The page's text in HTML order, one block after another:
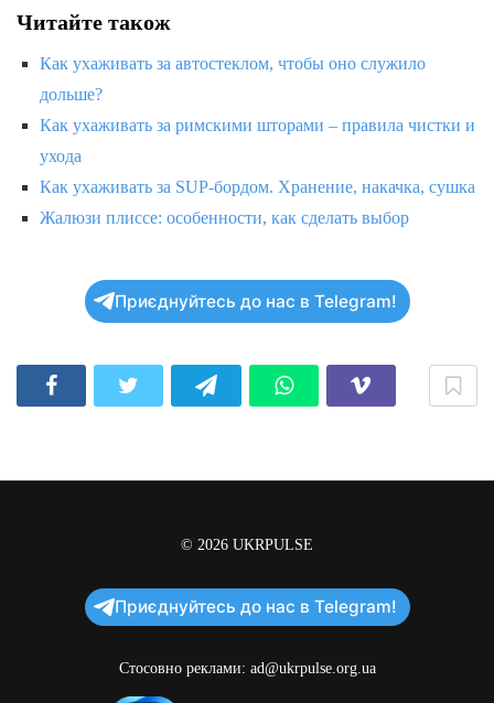
Читайте також
Как ухаживать за автостеклом, чтобы оно служило
дольше?
Как ухаживать за римскими шторами – правила чистки и
ухода
Как ухаживать за SUP-бордом. Хранение, накачка, сушка
Жалюзи плиссе: особенности, как сделать выбор
Приєднуйтесь до нас в Telegram!
© 2026 UKRPULSE
Приєднуйтесь до нас в Telegram!
Стосовно реклами: ad@ukrpulse.org.ua